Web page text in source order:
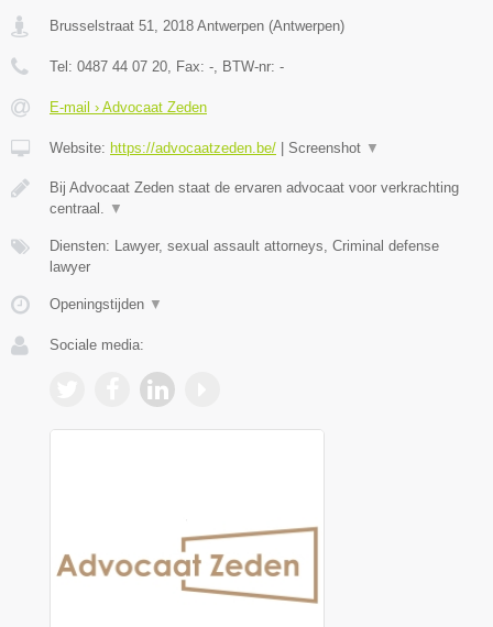
Brusselstraat 51 2018 Antwerpen (Antwerpen)
Tel: 0487 44 07 20 , Fax: - , BTW-nr: -
E-mail › Advocaat Zeden
Website: https://advocaatzeden.be/ | Screenshot ▼
Bij Advocaat Zeden staat de ervaren advocaat voor verkrachting
centraal.
▼
Diensten: Lawyer, sexual assault attorneys, Criminal defense
lawyer
Openingstijden ▼
Sociale media: